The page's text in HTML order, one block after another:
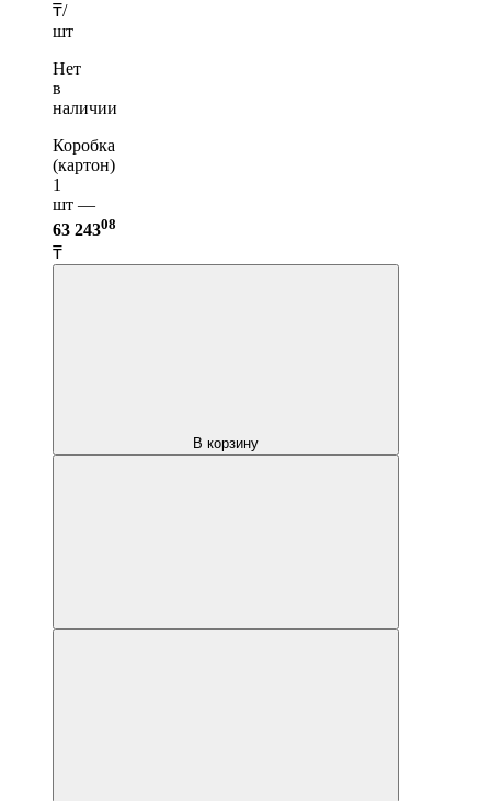
₸/
шт
Нет
в
наличии
Коробка
(картон)
1
шт —
63 24308
₸
В корзину